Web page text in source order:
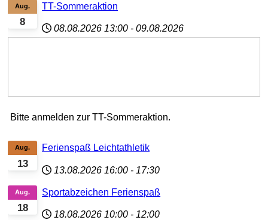
8
Aug. TT-Sommeraktion
08.08.2026 13:00 - 09.08.2026
Bitte anmelden zur TT-Sommeraktion.
13
Aug. Ferienspaß Leichtathletik
13.08.2026 16:00 - 17:30
18
Aug. Sportabzeichen Ferienspaß
18.08.2026 10:00 - 12:00